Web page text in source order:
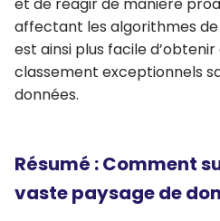
affectant les algorithmes
est ainsi plus facile
classement exceptionnels
données.
Résumé : Comment
vaste paysage de